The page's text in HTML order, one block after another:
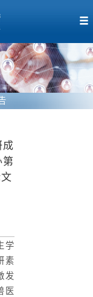
成
第
学
素
发
医